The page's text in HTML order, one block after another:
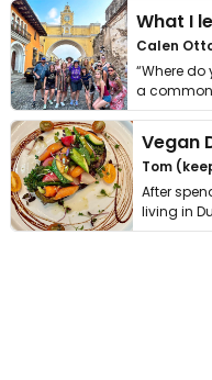
Calen
“Where do
a
get asked.
Vegan
Tom
After
living in
thing has